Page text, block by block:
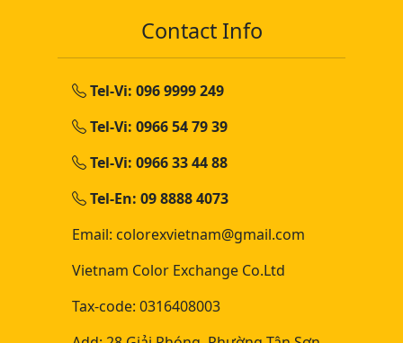
Contact Info
Tel-Vi: 096 9999 249
Tel-Vi: 0966 54 79 39
Tel-Vi: 0966 33 44 88
Tel-En: 09 8888 4073
Email: colorexvietnam@gmail.com
Vietnam Color Exchange Co.Ltd
Tax-code: 0316408003